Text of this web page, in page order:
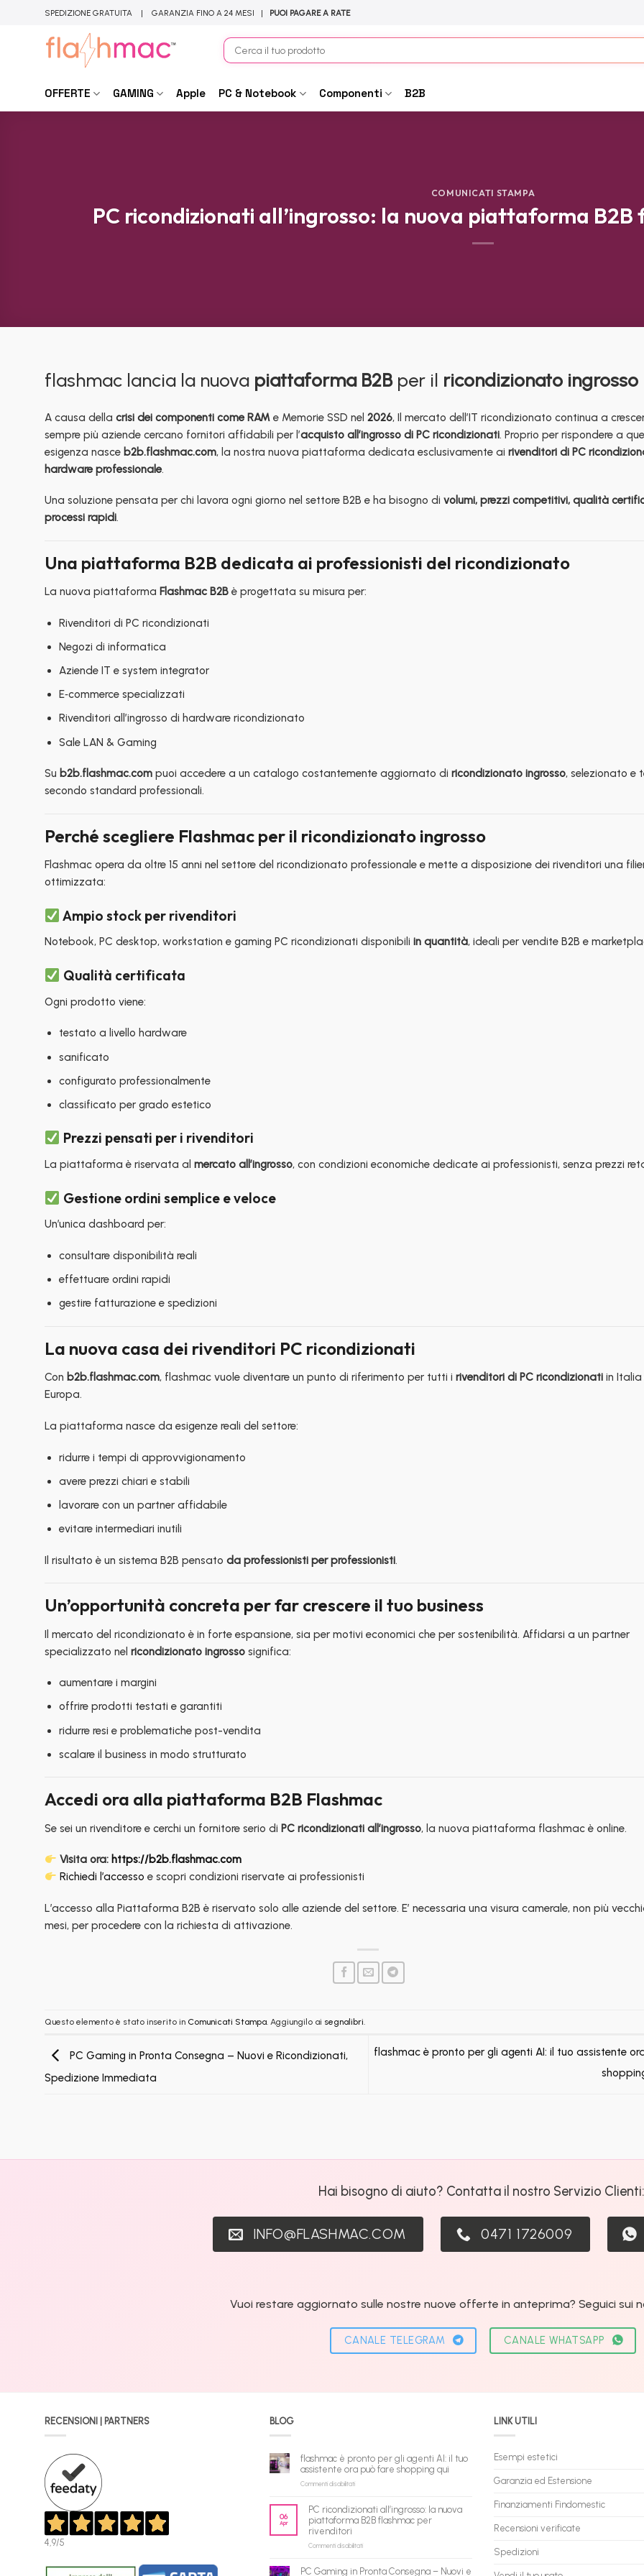
SPEDIZIONE GRATUITA | GARANZIA FINO A 24 MESI | PUOI PAGARE A RATE
Cerca:
OFFERTE GAMING Apple PC & Notebook Componenti B2B
COMUNICATI STAMPA
PC ricondizionati all’ingrosso: la nuova piattaforma
flashmac lancia la nuova piattaforma B2Bper il ricondizionato ingrosso
A causa della crisi dei componenti come RAM e Memorie SSD nel 2026, Il mercato dell’IT ricondizionato continua a
sempre più aziende cercano fornitori affidabili per l’acquisto all’ingrosso di PC ricondizionati. Proprio per rispondere a
esigenza nasce b2b.flashmac.com, la nostra nuova piattaforma dedicata esclusivamente ai rivenditori di PC
hardware professionale.
Una soluzione pensata per chi lavora ogni giorno nel settore B2B e ha bisogno di volumi, prezzi competitivi, qualità
processi rapidi.
Una piattaforma B2B dedicata ai professionisti del ricondizionato
La nuova piattaforma Flashmac B2B è progettata su misura per:
Rivenditori di PC ricondizionati
Negozi di informatica
Aziende IT e system integrator
E‑commerce specializzati
Rivenditori all’ingrosso di hardware ricondizionato
Sale LAN & Gaming
Su b2b.flashmac.com puoi accedere a un catalogo costantemente aggiornato di ricondizionato ingrosso, selezionato e
secondo standard professionali.
Perché scegliere Flashmac per il ricondizionato ingrosso
Flashmac opera da oltre 15 anni nel settore del ricondizionato professionale e mette a disposizione dei rivenditori una
ottimizzata:
Ampio stock per rivenditori
Notebook, PC desktop, workstation e gaming PC ricondizionati disponibili in quantità, ideali per vendite B2B e
Qualità certificata
Ogni prodotto viene:
testato a livello hardware
sanificato
configurato professionalmente
classificato per grado estetico
Prezzi pensati per i rivenditori
La piattaforma è riservata al mercato all’ingrosso, con condizioni economiche dedicate ai professionisti, senza prezzi
Gestione ordini semplice e veloce
Un’unica dashboard per:
consultare disponibilità reali
effettuare ordini rapidi
gestire fatturazione e spedizioni
La nuova casa dei rivenditori PC ricondizionati
Con b2b.flashmac.com, flashmac vuole diventare un punto di riferimento per tutti i rivenditori di PC ricondizionati in Italia
Europa.
La piattaforma nasce da esigenze reali del settore:
ridurre i tempi di approvvigionamento
avere prezzi chiari e stabili
lavorare con un partner affidabile
evitare intermediari inutili
Il risultato è un sistema B2B pensato da professionisti per professionisti.
Un’opportunità concreta per far crescere il tuo business
Il mercato del ricondizionato è in forte espansione, sia per motivi economici che per sostenibilità. Affidarsi a un partner
specializzato nel ricondizionato ingrosso significa:
aumentare i margini
offrire prodotti testati e garantiti
ridurre resi e problematiche post-vendita
scalare il business in modo strutturato
Accedi ora alla piattaforma B2B Flashmac
Se sei un rivenditore e cerchi un fornitore serio di PC ricondizionati all’ingrosso, la nuova piattaforma flashmac è online.
Visita ora: https://b2b.flashmac.com
Richiedi l’accesso e scopri condizioni riservate ai professionisti
L’accesso alla Piattaforma B2B è riservato solo alle aziende del settore. E’ necessaria una visura camerale, non più
mesi, per procedere con la richiesta di attivazione.
Questo elemento è stato inserito in Comunicati Stampa . Aggiungilo ai segnalibri
PC Gaming in Pronta Consegna – Nuovi e Ricondizionati,
Spedizione Immediata
flashmac è pronto per gli agenti AI: il tuo assistente
Hai bisogno di aiuto? Contatta il nostro Servizio Clienti:
INFO@FLASHMAC.COM 0471 1726009
Vuoi restare aggiornato sulle nostre nuove offerte in anteprima? Seguici sui
CANALE TELEGRAM CANALE WHATSAPP
RECENSIONI | PARTNERS
4,9/5
BLOG
flashmac è pronto per gli agenti AI: il tuo
assistente ora può fare shopping qui
Commenti disabilitatisu
pronto
per
agenti
tuo
06
Apr
PC ricondizionati all’ingrosso: la nuova
piattaforma B2B flashmac per
rivenditori
Commenti disabilitatisu
PC Gaming in Pronta Consegna – Nuovi e
LINK UTILI
Esempi estetici
Garanzia ed Estensione
Finanziamenti Findomestic
Recensioni verificate
Spedizioni